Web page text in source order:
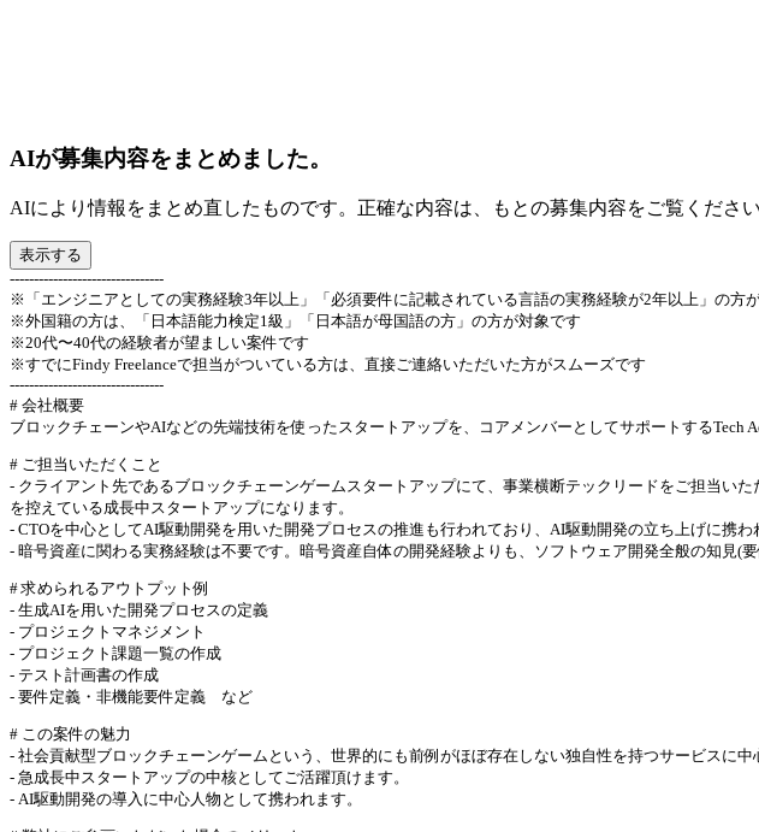
AIが募集内容をまとめました。
AIにより情報をまとめ直したものです。正確な内容は、もとの募集内容をご覧ください
表示する
--------------------------------
※「エンジニアとしての実務経験3年以上」「必須要件に記載されている言語の実務経験が2年以上」の方
※外国籍の方は、「日本語能力検定1級」「日本語が母国語の方」の方が対象です
※20代〜40代の経験者が望ましい案件です
※すでにFindy Freelanceで担当がついている方は、直接ご連絡いただいた方がスムーズです
--------------------------------
# 会社概要
ブロックチェーンやAIなどの先端技術を使ったスタートアップを、コアメンバーとしてサポートするTech
# ご担当いただくこと
- クライアント先であるブロックチェーンゲームスタートアップにて、事業横断テックリードをご担当い
を控えている成長中スタートアップになります。
- CTOを中心としてAI駆動開発を用いた開発プロセスの推進も行われており、AI駆動開発の立ち上げに携わ
- 暗号資産に関わる実務経験は不要です。暗号資産自体の開発経験よりも、ソフトウェア開発全般の知見(
# 求められるアウトプット例
- 生成AIを用いた開発プロセスの定義
- プロジェクトマネジメント
- プロジェクト課題一覧の作成
- テスト計画書の作成
- 要件定義・非機能要件定義 など
# この案件の魅力
- 社会貢献型ブロックチェーンゲームという、世界的にも前例がほぼ存在しない独自性を持つサービスに中
- 急成長中スタートアップの中核としてご活躍頂けます。
- AI駆動開発の導入に中心人物として携われます。